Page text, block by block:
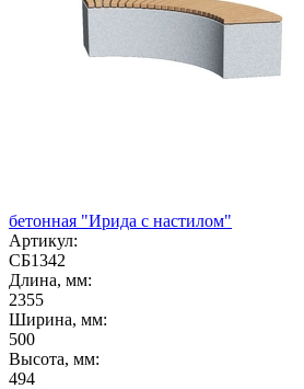
бетонная "Ирида с настилом"
Артикул:
СБ1342
Длина, мм:
2355
Ширина, мм:
500
Высота, мм:
494